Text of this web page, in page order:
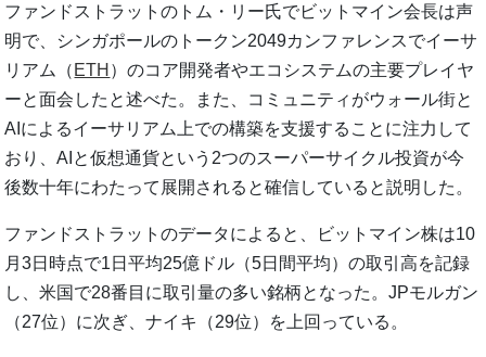
ファンドストラットのトム・リー氏でビットマイン会長は声
明で、シンガポールのトークン2049カンファレンスでイーサ
リアム（ ETH ）のコア開発者やエコシステムの主要プレイヤ
ーと面会したと述べた。また、コミュニティがウォール街と
AIによるイーサリアム上での構築を支援することに注力して
おり、AIと仮想通貨という2つのスーパーサイクル投資が今
後数十年にわたって展開されると確信していると説明した。
ファンドストラットのデータによると、ビットマイン株は10
月3日時点で1日平均25億ドル（5日間平均）の取引高を記録
し、米国で28番目に取引量の多い銘柄となった。JPモルガン
（27位）に次ぎ、ナイキ（29位）を上回っている。